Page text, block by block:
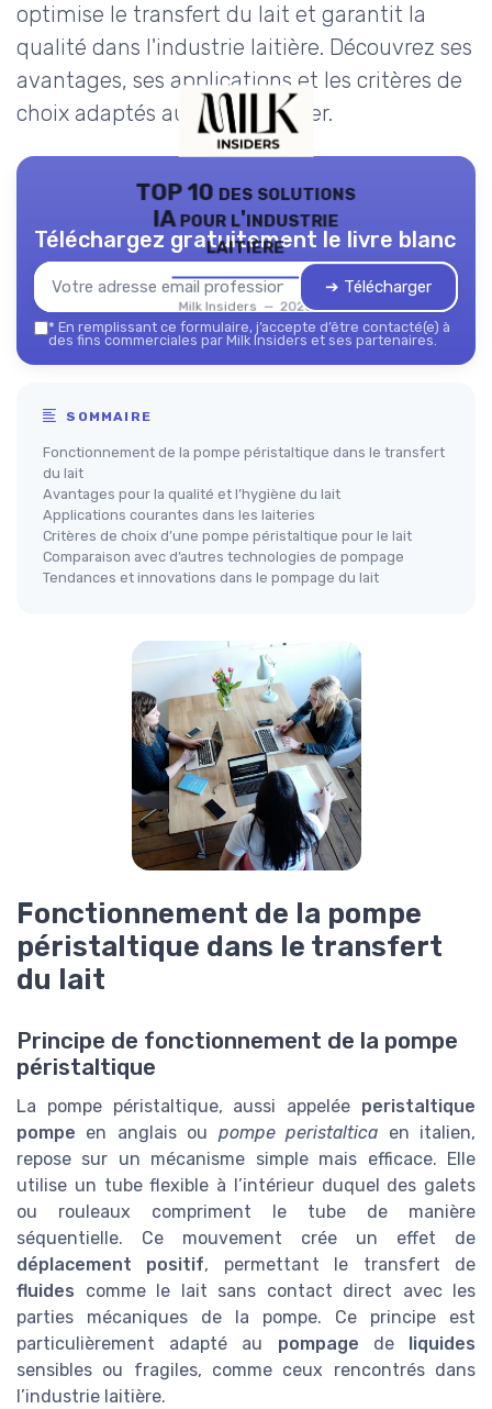
optimise le transfert du lait et garantit la
qualité dans l'industrie laitière. Découvrez ses
avantages, ses applications et les critères de
choix adaptés au secteur laitier.
TOP 10 des solutions
IA pour l'industrie
laitière
Milk Insiders — 2026
Téléchargez gratuitement le livre blanc
➔ Télécharger
* En remplissant ce formulaire, j’accepte d’être contacté(e) à
des fins commerciales par Milk Insiders et ses partenaires.
SOMMAIRE
Fonctionnement de la pompe péristaltique dans le transfert
du lait
Avantages pour la qualité et l’hygiène du lait
Applications courantes dans les laiteries
Critères de choix d’une pompe péristaltique pour le lait
Comparaison avec d’autres technologies de pompage
Tendances et innovations dans le pompage du lait
Fonctionnement de la pompe
péristaltique dans le transfert
du lait
Principe de fonctionnement de la pompe
péristaltique
La pompe péristaltique, aussi appelée peristaltique
pompe en anglais ou pompe peristaltica en italien,
repose sur un mécanisme simple mais efficace. Elle
utilise un tube flexible à l’intérieur duquel des galets
ou rouleaux compriment le tube de manière
séquentielle. Ce mouvement crée un effet de
déplacement positif, permettant le transfert de
fluides comme le lait sans contact direct avec les
parties mécaniques de la pompe. Ce principe est
particulièrement adapté au pompage de liquides
sensibles ou fragiles, comme ceux rencontrés dans
l’industrie laitière.